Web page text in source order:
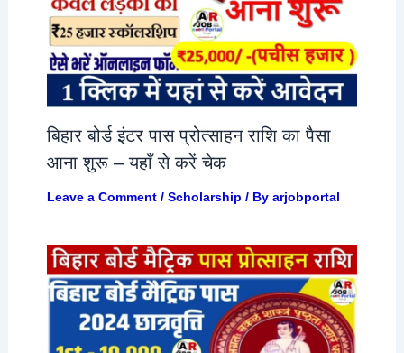
बिहार बोर्ड इंटर पास प्रोत्साहन राशि का पैसा
आना शुरू – यहाँ से करें चेक
Leave a Comment / Scholarship / By arjobportal